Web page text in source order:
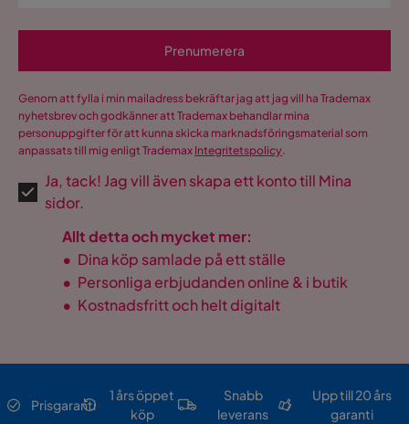
Prenumerera
Genom att fylla i min mailadress bekräftar jag att jag vill ha Trademax
nyhetsbrev och godkänner att Trademax behandlar mina
personuppgifter för att kunna skicka marknadsföringsmaterial som
anpassats till mig enligt Trademax Integritetspolicy.
Ja, tack! Jag vill även skapa ett konto till Mina
sidor.
Allt detta och mycket mer:
• Dina köp samlade på ett ställe
• Personliga erbjudanden online & i butik
• Kostnadsfritt och helt digitalt
Prisgaranti
1 års öppet
köp
Snabb
leverans
Upp till 20 års
garanti